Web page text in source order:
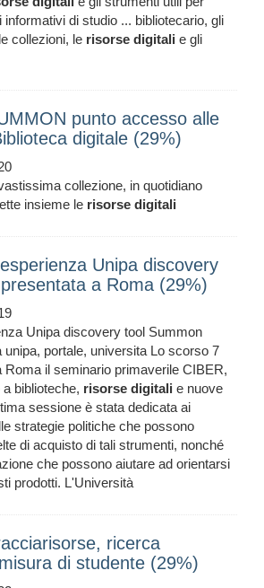
di studio ... bibliotecario, gli
collezioni, le risorse digitali e gli
punto accesso alle
digitale (29%)
collezione, in quotidiano
insieme le risorse digitali
Unipa discovery
a Roma (29%)
Unipa discovery tool Summon
unipa, portale, universita Lo scorso 7
Roma il seminario primaverile CIBER,
biblioteche, risorse digitali e nuove
sessione è stata dedicata ai
strategie politiche che possono
di acquisto di tali strumenti, nonché
che possono aiutare ad orientarsi
prodotti. L'Università
ricerca
di studente (29%)